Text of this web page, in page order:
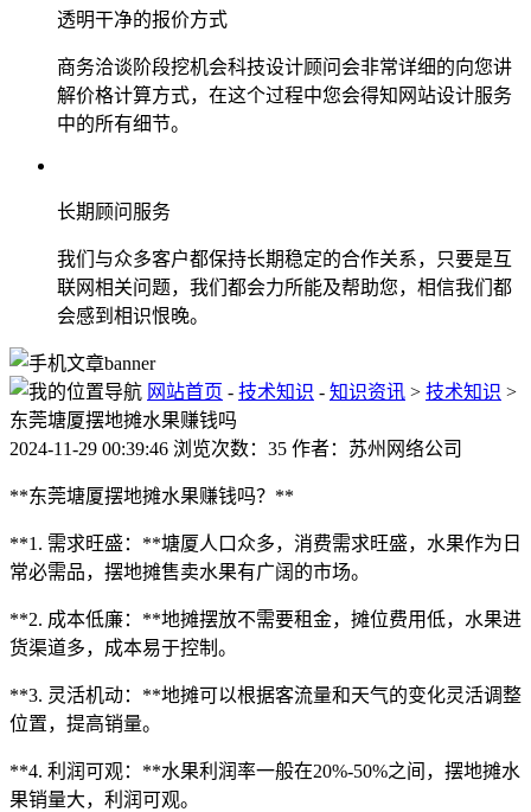
透明干净的报价方式
商务洽谈阶段挖机会科技设计顾问会非常详细的向您讲
解价格计算方式，在这个过程中您会得知网站设计服务
中的所有细节。
长期顾问服务
我们与众多客户都保持长期稳定的合作关系，只要是互
联网相关问题，我们都会力所能及帮助您，相信我们都
会感到相识恨晚。
网站首页 - 技术知识 - 知识资讯 > 技术知识 >
东莞塘厦摆地摊水果赚钱吗
2024-11-29 00:39:46 浏览次数：35 作者：苏州网络公司
**东莞塘厦摆地摊水果赚钱吗？**
**1. 需求旺盛：**塘厦人口众多，消费需求旺盛，水果作为日
常必需品，摆地摊售卖水果有广阔的市场。
**2. 成本低廉：**地摊摆放不需要租金，摊位费用低，水果进
货渠道多，成本易于控制。
**3. 灵活机动：**地摊可以根据客流量和天气的变化灵活调整
位置，提高销量。
**4. 利润可观：**水果利润率一般在20%-50%之间，摆地摊水
果销量大，利润可观。